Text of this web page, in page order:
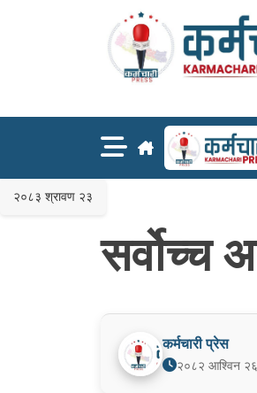
२०८३ श्रावण २३
सर्वोच्च
कर्मचारी प्रेस
२०८२ आश्विन